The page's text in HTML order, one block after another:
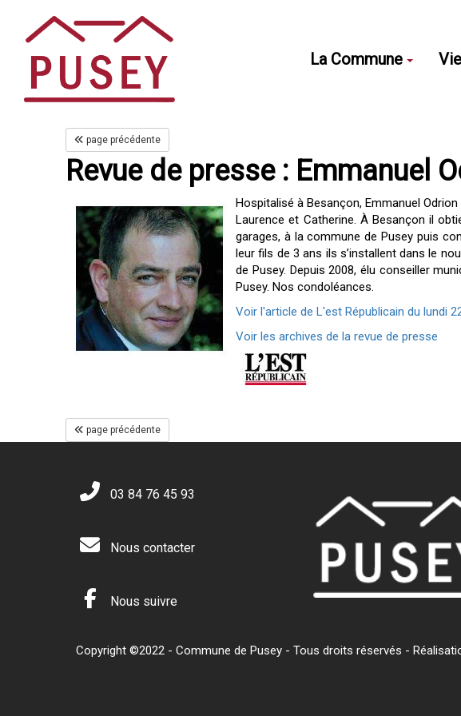
La Commune
page précédente
Revue de presse : Emmanuel
Hospitalisé à Besançon, Emmanuel
Laurence et Catherine. À Besançon il
garages, à la commune de Pusey puis
leur fils de 3 ans ils s’installent dans le
de Pusey. Depuis 2008, élu conseiller
Pusey. Nos condoléances.
Voir l'article de L'est Républicain du lundi
Voir les archives de la revue de presse
page précédente
03 84 76 45 93
Nous contacter
Nous suivre
Copyright ©2022 - Commune de Pusey - Tous droits réservés -